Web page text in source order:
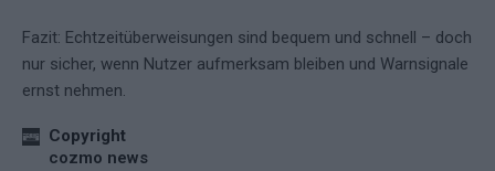
Fazit: Echtzeitüberweisungen sind bequem und schnell – doch
nur sicher, wenn Nutzer aufmerksam bleiben und Warnsignale
ernst nehmen.
Copyright
cozmo news